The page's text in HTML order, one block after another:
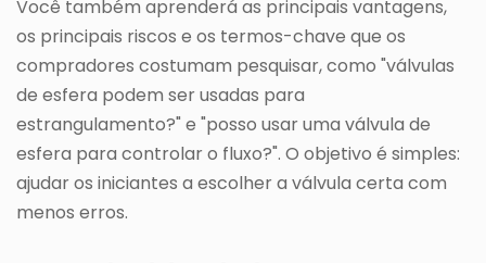
Você também aprenderá as principais vantagens,
os principais riscos e os termos-chave que os
compradores costumam pesquisar, como "válvulas
de esfera podem ser usadas para
estrangulamento?" e "posso usar uma válvula de
esfera para controlar o fluxo?". O objetivo é simples:
ajudar os iniciantes a escolher a válvula certa com
menos erros.